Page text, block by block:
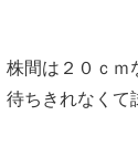
株間は２０ｃｍ
ちきれなくて